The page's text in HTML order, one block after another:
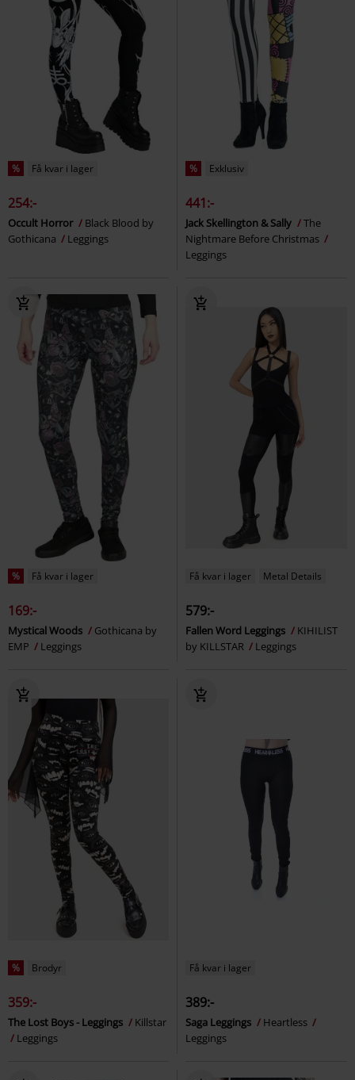
% Få kvar i lager
254:-
Occult Horror
Black Blood by
Gothicana
Leggings
% Exklusiv
441:-
Jack Skellington & Sally
The
Nightmare Before Christmas
Leggings
% Få kvar i lager
169:-
Mystical Woods
Gothicana by
EMP
Leggings
Få kvar i lager Metal Details
579:-
Fallen Word Leggings
KIHILIST
by KILLSTAR
Leggings
% Brodyr
359:-
The Lost Boys - Leggings
Killstar
Leggings
Få kvar i lager
389:-
Saga Leggings
Heartless
Leggings